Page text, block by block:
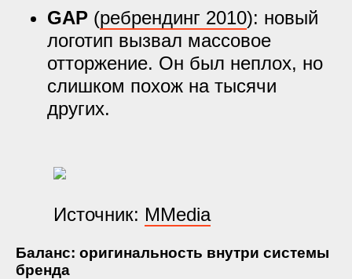
GAP (ребрендинг 2010): новый
логотип вызвал массовое
отторжение. Он был неплох, но
слишком похож на тысячи
других.
Источник: MMedia
Баланс: оригинальность внутри системы
бренда